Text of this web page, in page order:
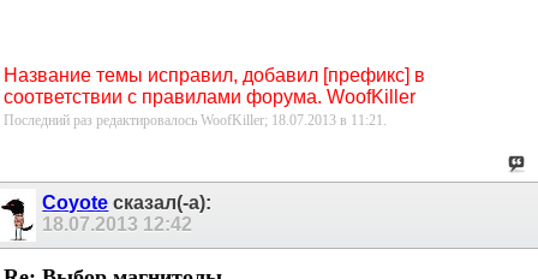
Название темы исправил, добавил [префикс] в
соответствии с правилами форума. WoofKiller
Последний раз редактировалось WoofKiller; 18.07.2013 в 11:21.
Coyote сказал(-а):
18.07.2013 12:42